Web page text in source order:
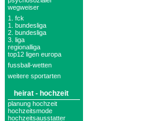
wegweiser
1. fck
1. bundesliga
2. bundesliga
3. liga
regionalliga
top12 ligen europa
fussball-wetten
weitere sportarten
heirat - hochzeit
planung hochzeit
hochzeitsmode
hochzeitsausstatter